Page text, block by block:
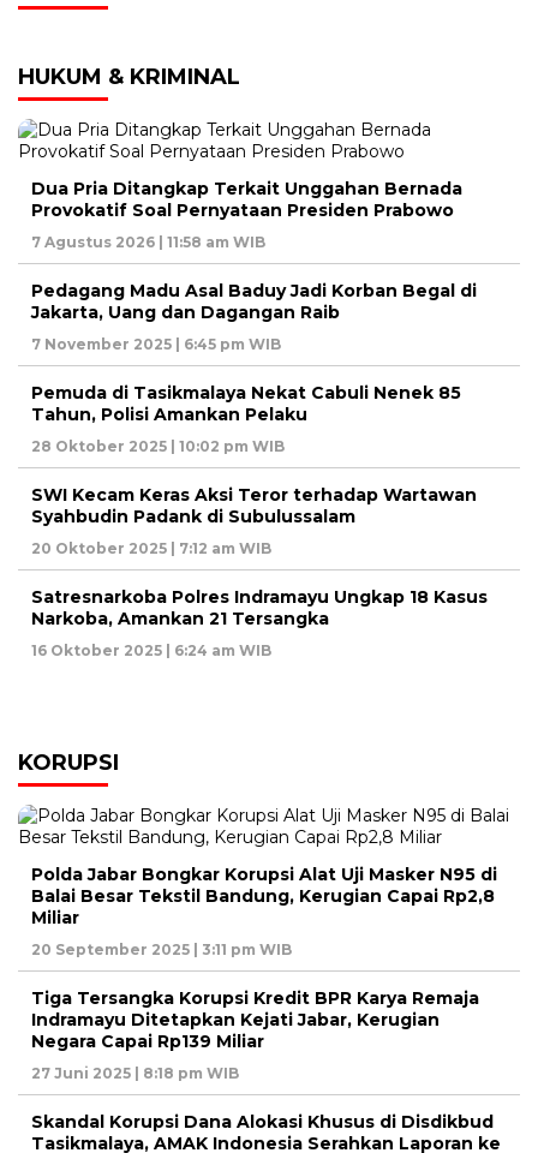
HUKUM & KRIMINAL
Dua Pria Ditangkap Terkait Unggahan Bernada
Provokatif Soal Pernyataan Presiden Prabowo
7 Agustus 2026 | 11:58 am WIB
Pedagang Madu Asal Baduy Jadi Korban Begal di
Jakarta, Uang dan Dagangan Raib
7 November 2025 | 6:45 pm WIB
Pemuda di Tasikmalaya Nekat Cabuli Nenek 85
Tahun, Polisi Amankan Pelaku
28 Oktober 2025 | 10:02 pm WIB
SWI Kecam Keras Aksi Teror terhadap Wartawan
Syahbudin Padank di Subulussalam
20 Oktober 2025 | 7:12 am WIB
Satresnarkoba Polres Indramayu Ungkap 18 Kasus
Narkoba, Amankan 21 Tersangka
16 Oktober 2025 | 6:24 am WIB
KORUPSI
Polda Jabar Bongkar Korupsi Alat Uji Masker N95 di
Balai Besar Tekstil Bandung, Kerugian Capai Rp2,8
Miliar
20 September 2025 | 3:11 pm WIB
Tiga Tersangka Korupsi Kredit BPR Karya Remaja
Indramayu Ditetapkan Kejati Jabar, Kerugian
Negara Capai Rp139 Miliar
27 Juni 2025 | 8:18 pm WIB
Skandal Korupsi Dana Alokasi Khusus di Disdikbud
Tasikmalaya, AMAK Indonesia Serahkan Laporan ke